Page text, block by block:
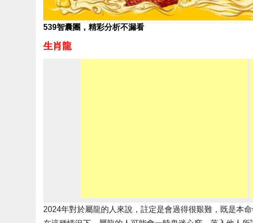
539智囊團，精彩分析不漏看
生肖龍
2024年對於屬龍的人來說，註定是會過得很艱難，既是本